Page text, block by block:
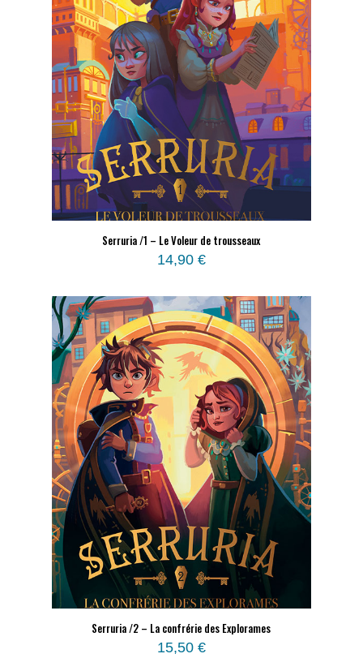
Serruria /1 – Le Voleur de trousseaux
14,90 €
Serruria /2 – La confrérie des Explorames
15,50 €